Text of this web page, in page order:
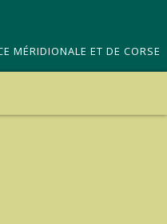
MÉRIDIONALE ET DE CORSE